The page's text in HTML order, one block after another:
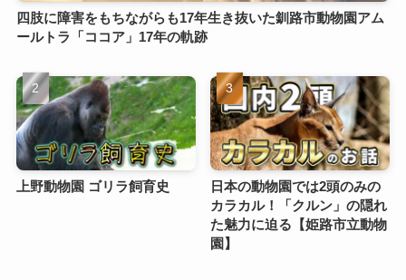
四肢に障害をもちながらも17年生き抜いた釧路市動物園アム
ールトラ「ココア」17年の軌跡
上野動物園 ゴリラ飼育史
日本の動物園では2頭のみの
カラカル！「クルン」の隠れ
た魅力に迫る【姫路市立動物
園】